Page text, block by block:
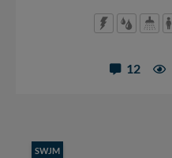
12
SWJM